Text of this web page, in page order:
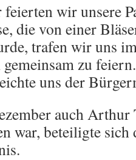
wir unsere
die von einer
trafen wir uns
gemeinsam zu
uns der
auch
war, beteiligte